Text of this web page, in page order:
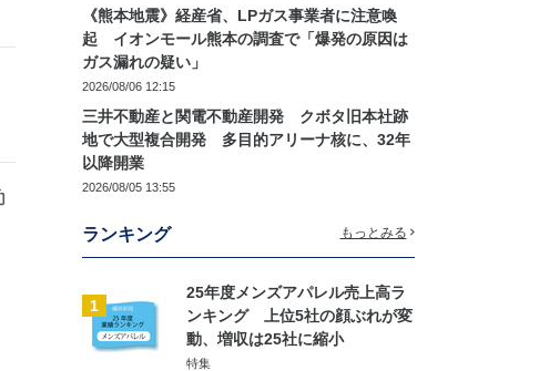
《熊本地震》経産省、LPガス事業者に注意喚
起 イオンモール熊本の調査で「爆発の原因は
ガス漏れの疑い」
2026/08/06 12:15
三井不動産と関電不動産開発 クボタ旧本社跡
地で大型複合開発 多目的アリーナ核に、32年
以降開業
2026/08/05 13:55
ランキング もっとみる
1
25年度メンズアパレル売上高ラ
ンキング 上位5社の顔ぶれが変
動、増収は25社に縮小
特集